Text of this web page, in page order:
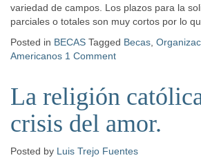
variedad de campos. Los plazos para la
parciales o totales son muy cortos por lo
Posted in BECAS Tagged Becas
Americanos 1 Comment
La religión
crisis del amor.
Posted by Luis Trejo Fuentes